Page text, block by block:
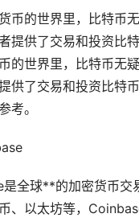
币的世界里， 比特币
提供了交易和投资比
的世界里，比特币无
供了交易和投资比特
考。
是全球**的加密货币交
、 以太坊等，